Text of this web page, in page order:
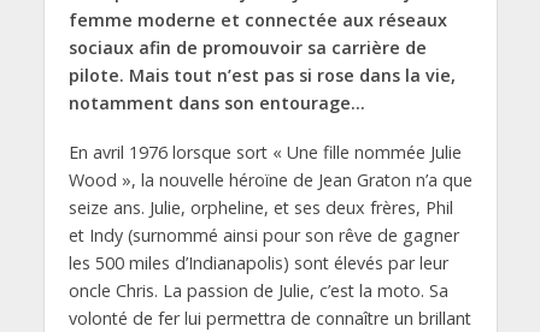
femme moderne et connectée aux réseaux
sociaux afin de promouvoir sa carrière de
pilote. Mais tout n’est pas si rose dans la vie,
notamment dans son entourage…
En avril 1976 lorsque sort « Une fille nommée Julie
Wood », la nouvelle héroïne de Jean Graton n’a que
seize ans. Julie, orpheline, et ses deux frères, Phil
et Indy (surnommé ainsi pour son rêve de gagner
les 500 miles d’Indianapolis) sont élevés par leur
oncle Chris. La passion de Julie, c’est la moto. Sa
volonté de fer lui permettra de connaître un brillant